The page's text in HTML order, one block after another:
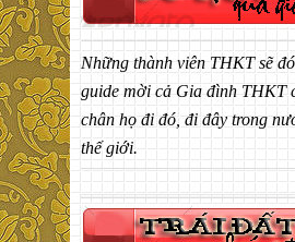
Những thành viên THKT sẽ
guide mời cả Gia đình THKT
chân họ đi đó, đi đây trong
thế giới.